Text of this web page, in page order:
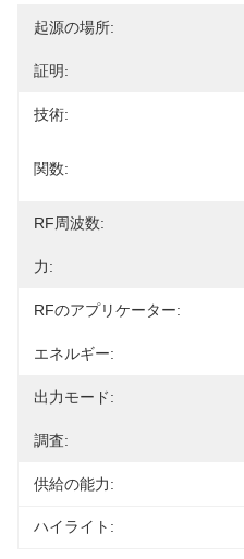
起源の場所:
証明:
技術:
関数:
RF周波数:
力:
RFのアプリケーター:
エネルギー:
出力モード:
調査:
供給の能力:
ハイライト: